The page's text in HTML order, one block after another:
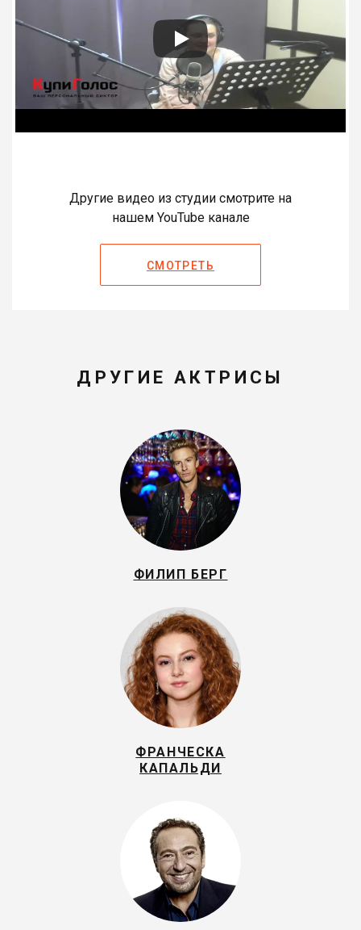
Другие видео из студии смотрите на
нашем YouTube канале
СМОТРЕТЬ
ДРУГИЕ АКТРИСЫ
ФИЛИП БЕРГ
ФРАНЧЕСКА
КАПАЛЬДИ